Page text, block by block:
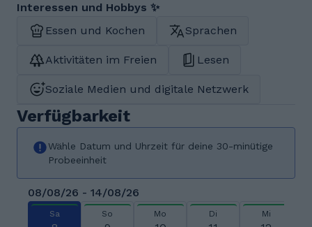
Interessen und Hobbys ✨
Essen und Kochen
Sprachen
Aktivitäten im Freien Lesen
Soziale Medien und digitale Netzwerk
Verfügbarkeit
Wähle Datum und Uhrzeit für deine 30-minütige
Probeeinheit
08/08/26 - 14/08/26
Sa So Mo Di Mi